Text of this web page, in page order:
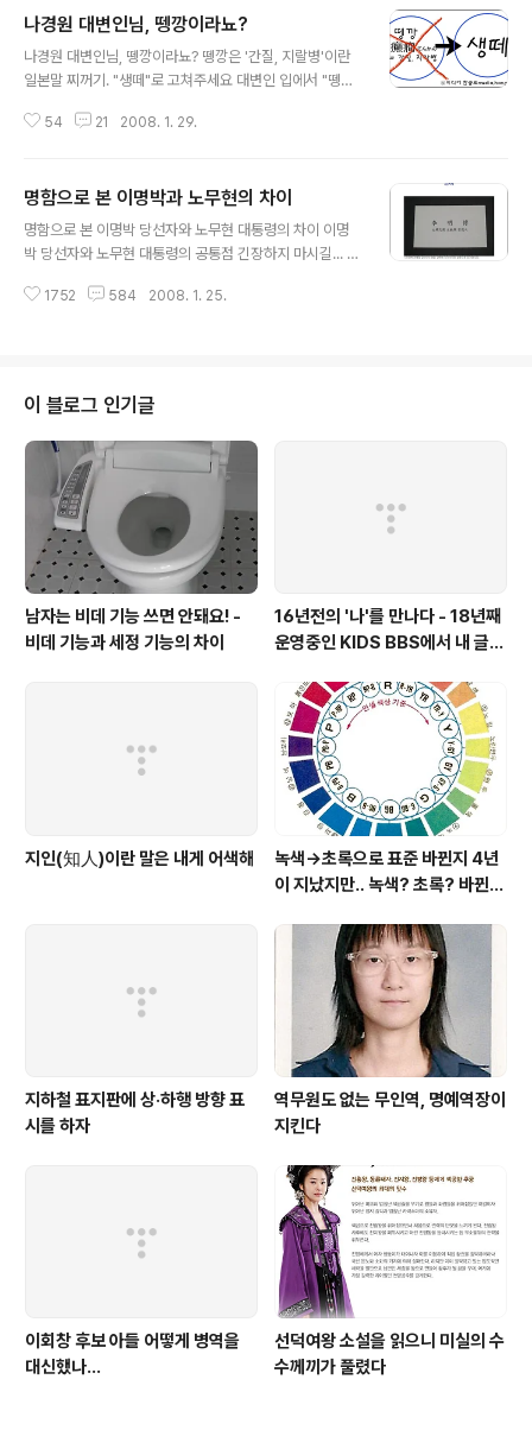
나경원 대변인님, 뗑깡이라뇨?
나경원 대변인님, 뗑깡이라뇨? 뗑깡은 '간질, 지랄병'이란
일본말 찌꺼기. "생떼"로 고쳐주세요 대변인 입에서 "뗑
원 대변인의 논평을 잠깐 보자. 퇴임이 한 달도 남지 않은
대통령은 갖가지 이유를 들어가면서 신당의원들에게 반대
를 위한 반대를 하라고 했는데 이것은 선동가의 모습과도
같다. http://hannara.or.kr/hannara2/hparty/hparty
원 대변인 논평 중에서 우리말 순화에 앞장서야 할 차기 여
54 21 2008. 1. 29.
명함으로 본 이명박과 노무현의 차이
명함으로 본 이명박 당선자와 노무현 대통령의 차이 이명
박 당선자와 노무현 대통령의 공통점 긴장하지 마시길... 무
이 필요없는 사람"이다. 대한민국에서도 모를리 없고, 외국
지만 외국 귀빈을 만날 때 의전상 필요해 준비하게 됐다"라
고 대변인이 말했다. [관련기사 : 당선인도 명함 있다… 대
선승리직후 이례적으로 만들어 [세계일보] 2008.1.25] 노
무현 대통령의 경우는 어떨까? " 주로 외국 귀빈들에게 보
낼 선물에 부착하거나, 의전용으로 국내외 귀빈들에게 주
는 것으로 알려졌다."..
1752 584 2008. 1. 25.
이 블로그 인기글
남자는 비데 기능 쓰면 안돼요! -
비데 기능과 세정 기능의 차이
16년전의 '나'를 만나다 - 18년째
운영중인 KIDS BBS에서 내 글을
지인(知人)이란 말은 내게 어색해
녹색→초록으로 표준 바뀐지 4년
이 지났지만.. 녹색? 초록? 바뀐
지하철 표지판에 상·하행 방향 표
시를 하자
역무원도 없는 무인역, 명예역장이
지킨다
이회창 후보 아들 어떻게 병역을
대신했나...
선덕여왕 소설을 읽으니 미실의 수
수께끼가 풀렸다